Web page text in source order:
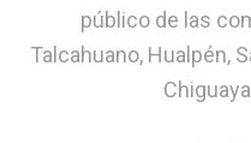
público de las
Talcahuano, Hualpén,